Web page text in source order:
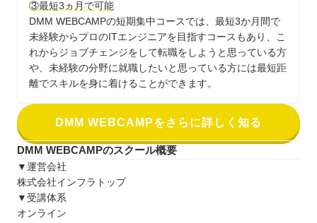
③最短3ヵ月で可能
DMM WEBCAMPの短期集中コースでは、最短3か月間で
未経験からプロのITエンジニアを目指すコースもあり、こ
れからジョブチェンジをして転職をしようと思っている方
や、未経験の分野に就職したいと思っている方には最短距
離でスキルを身に着けることができます。
DMM WEBCAMPをさらに詳しく知る
DMM WEBCAMPのスクール概要
▼運営会社
株式会社インフラトップ
▼受講体系
オンライン